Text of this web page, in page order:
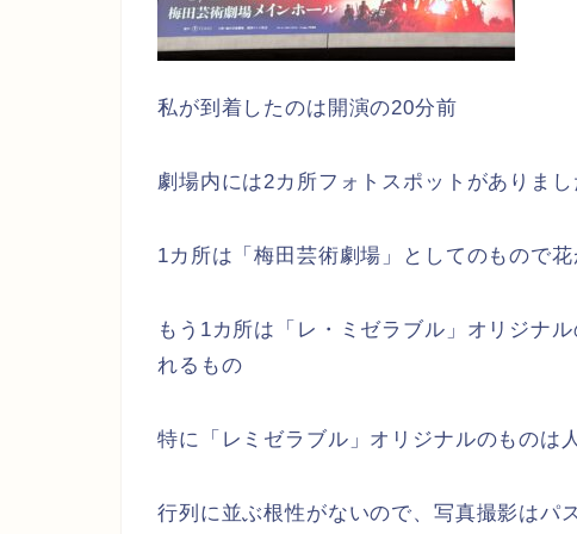
私が到着したのは開演の20分前
劇場内には2カ所フォトスポットがありまし
1カ所は「梅田芸術劇場」としてのもので
もう1カ所は「レ・ミゼラブル」オリジナ
れるもの
特に「レミゼラブル」オリジナルのものは
行列に並ぶ根性がないので、写真撮影はパ